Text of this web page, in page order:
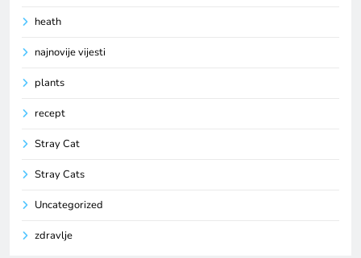
heath
najnovije vijesti
plants
recept
Stray Cat
Stray Cats
Uncategorized
zdravlje